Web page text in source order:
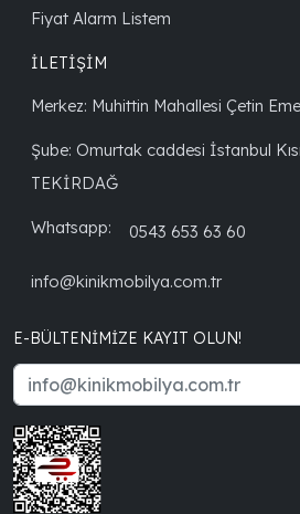
Fiyat Alarm Listem
İLETİŞİM
Merkez: Muhittin Mahallesi Çetin
Şube: Omurtak caddesi İstanbul
TEKİRDAĞ
Whatsapp: 0543 653 63 60
info@kinikmobilya.com.tr
E-BÜLTENIMIZE KAYIT OLUN!